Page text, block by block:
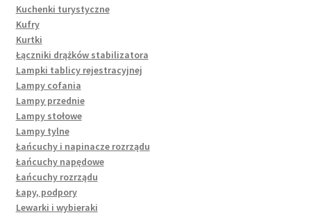
Kuchenki turystyczne
Kufry
Kurtki
Łączniki drążków stabilizatora
Lampki tablicy rejestracyjnej
Lampy cofania
Lampy przednie
Lampy stołowe
Lampy tylne
Łańcuchy i napinacze rozrządu
Łańcuchy napędowe
Łańcuchy rozrządu
Łapy, podpory
Lewarki i wybieraki